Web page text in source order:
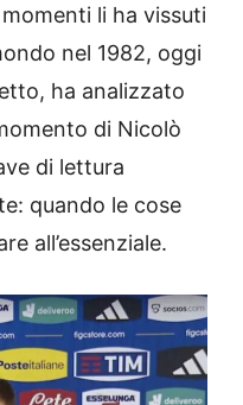
li ha vissuti
nel 1982, oggi
ha analizzato
di Nicolò
di lettura
quando le cose
all’essenziale.